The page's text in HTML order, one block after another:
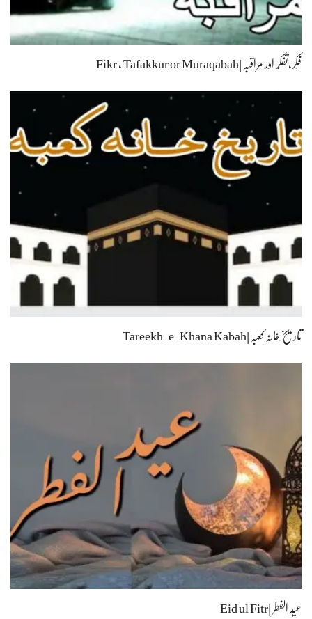
فِکر،تفکّر اور مراقبہ |Fikr , Tafakkur or Muraqabah
تاریخ ِخانہ کعبہ |Tareekh-e-Khana Kabah
عید الفطر |Eid ul Fitr